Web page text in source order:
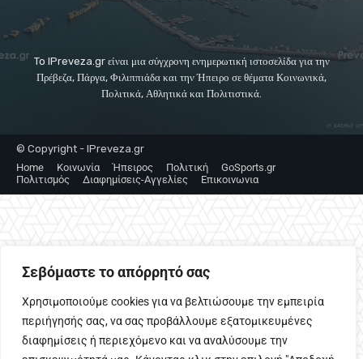
Σεβόμαστε το απόρρητό σας
Χρησιμοποιούμε cookies για να βελτιώσουμε την εμπειρία
περιήγησής σας, να σας προβάλλουμε εξατομικευμένες
διαφημίσεις ή περιεχόμενο και να αναλύσουμε την
To IPreveza.gr είναι μια σύγχρονη ενημερωτική ιστοσελίδα για την
Πρέβεζα, Πάργα, Φιλιππιάδα και την Ήπειρο σε θέματα Κοινωνικά,
Πολιτικά, Αθλητικά και Πολιτιστικά.
© Copyright - IPreveza.gr
Home
Κοινωνία Ήπειρος Πολιτική
GoSports.gr
Πολιτισμός
Διαφημίσεις-Αγγελίες Επικοινωνια